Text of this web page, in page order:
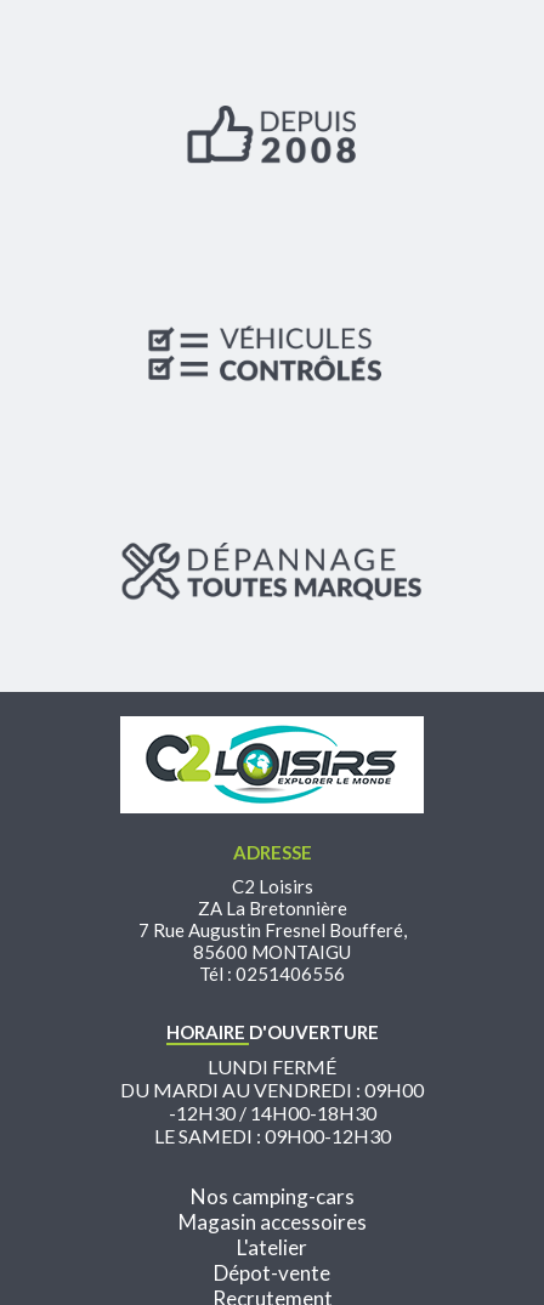
ADRESSE
C2 Loisirs
ZA La Bretonnière
7 Rue Augustin Fresnel Boufferé,
85600 MONTAIGU
Tél : 0251406556
HORAIRE D'OUVERTURE
LUNDI FERMÉ
DU MARDI AU VENDREDI : 09H00
-12H30 / 14H00-18H30
LE SAMEDI : 09H00-12H30
Nos camping-cars
Magasin accessoires
L'atelier
Dépot-vente
Recrutement